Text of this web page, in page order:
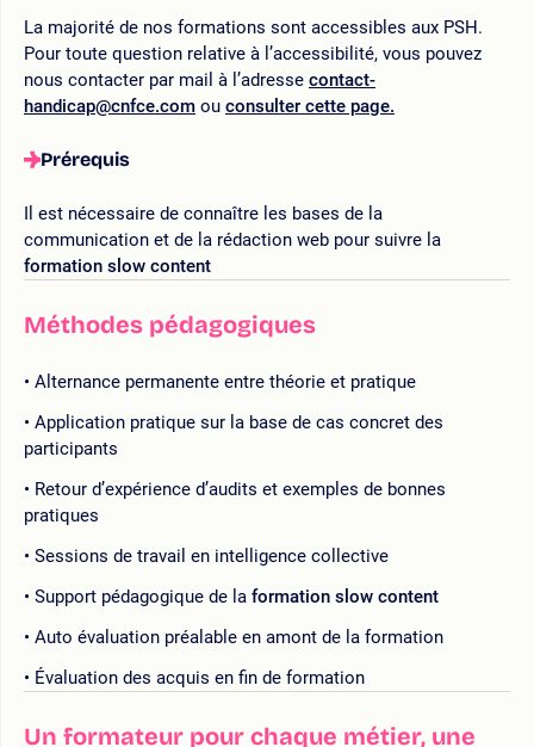
La majorité de nos formations sont accessibles aux PSH.
Pour toute question relative à l’accessibilité, vous pouvez
nous contacter par mail à l’adresse contact-
handicap@cnfce.com ou consulter cette page.
Prérequis
Il est nécessaire de connaître les bases de la
communication et de la rédaction web pour suivre la
formation slow content
Méthodes pédagogiques
Alternance permanente entre théorie et pratique
Application pratique sur la base de cas concret des
participants
Retour d’expérience d’audits et exemples de bonnes
pratiques
Sessions de travail en intelligence collective
Support pédagogique de la formation slow content
Auto évaluation préalable en amont de la formation
Évaluation des acquis en fin de formation
Un formateur pour chaque métier, une